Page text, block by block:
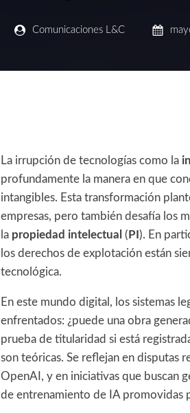
Comunicaciones L&C
La irrupción de tecnologías como la
profundamente la manera en que
intangibles. Esta transformación
empresas, pero también desafía los
la propiedad intelectual ( PI ). En
los derechos de explotación están
tecnológica.
En este mundo digital, los sistemas
enfrentados: ¿puede una obra
prueba de titularidad si está
son teóricas. Se reflejan en disputas
OpenAI, y en iniciativas que buscan
de entrenamiento de IA promovidas